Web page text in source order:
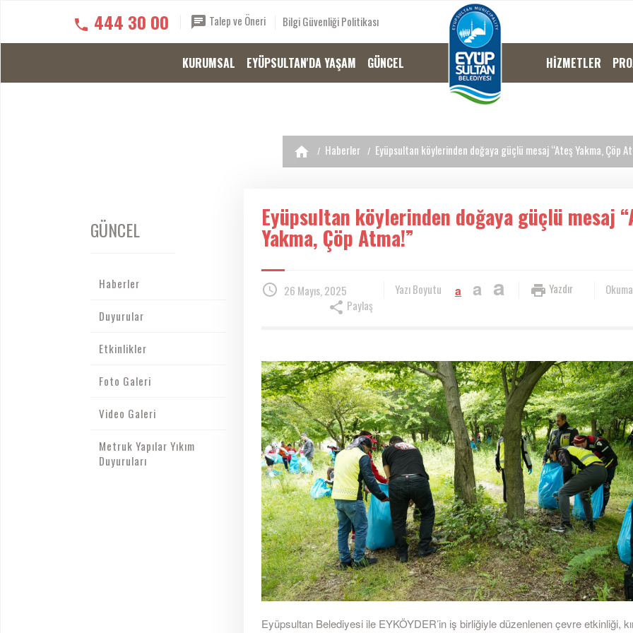
444 30 00 Talep ve Öneri Bilgi Güvenliği Politikası
KURUMSAL EYÜPSULTAN'DA YAŞAM GÜNCEL HİZMETLER
Haberler Eyüpsultan köylerinden doğaya güçlü mesaj “Ateş Yakma, Çöp
GÜNCEL
Haberler
Duyurular
Etkinlikler
Foto Galeri
Video Galeri
Metruk Yapılar Yıkım
Duyuruları
Eyüpsultan köylerinden doğaya güçlü mesaj
Yakma, Çöp Atma!”
26 Mayıs, 2025 Yazdır
Yazı Boyutu a a a
Paylaş
Eyüpsultan Belediyesi ile EYKÖYDER’in iş birliğiyle düzenlenen çevre etkinliği,